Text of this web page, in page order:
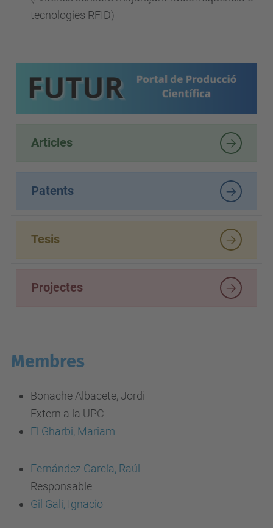
tecnologies RFID)
Articles
Patents
Tesis
Projectes
Membres
Bonache Albacete, Jordi
Extern a la UPC
El Gharbi, Mariam
Fernández García, Raúl
Responsable
Gil Galí, Ignacio